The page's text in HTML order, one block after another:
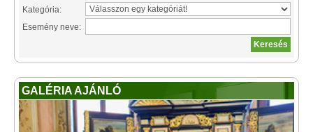
Kategória:
Esemény neve:
GALÉRIA AJÁNLÓ